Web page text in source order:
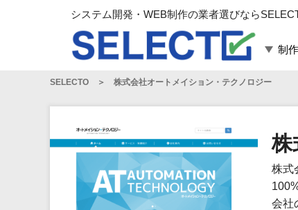
システム開発・WEB制作の業者選びなら
制
フレームワーク
パッケージ
システム開発
運用代行
コンテンツ制作
コンサルティング
SELECTO 株式会社オートメイション・テクノロジー
株
株式
会社